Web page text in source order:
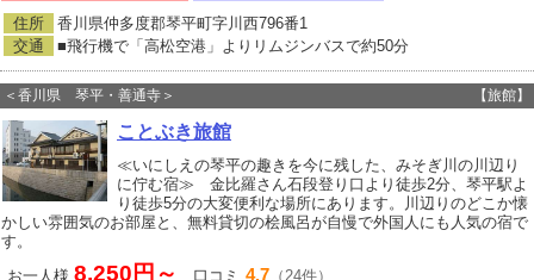
住所
香川県仲多度郡琴平町字川西796番1
交通
■飛行機で「高松空港」よりリムジンバスで約50分
＜香川県 琴平・善通寺＞ 【旅館】
ことぶき旅館
≪いにしえの琴平の趣きを今に残した、みそぎ川の川辺り
に佇む宿≫ 金比羅さん石段登り口より徒歩2分、琴平駅よ
り徒歩5分の大変便利な場所にあります。川辺りのどこか懐
かしい雰囲気のお部屋と、無料貸切の桧風呂が自慢で外国人にも人気の宿で
す。
お一人様 8,250円～ 口コミ 4.7 （24件）